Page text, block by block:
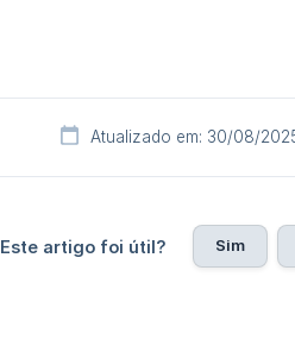
Atualizado em: 30/08/
Este artigo foi útil? Sim